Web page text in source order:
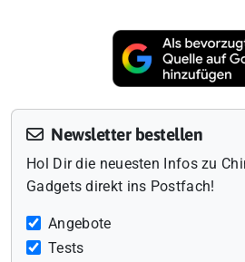
Newsletter bestellen
Hol Dir die neuesten Infos zu
Gadgets direkt ins Postfach!
Angebote
Tests